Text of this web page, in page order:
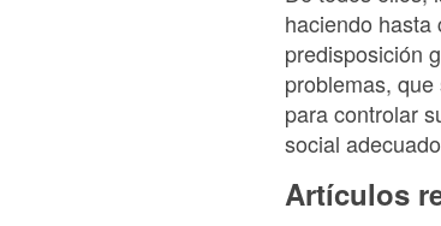
haciendo
predisposición
problemas,
para controlar
social
Artículos